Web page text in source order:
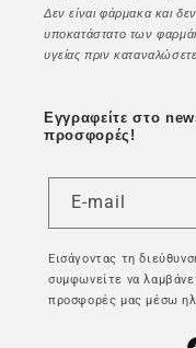
Δεν είναι φάρμακα και
υποκατάστατο των
υγείας πριν
Εγγραφείτε στο
προσφορές!
E-mail
Εισάγοντας τη
συμφωνείτε να
προσφορές μας μέσω